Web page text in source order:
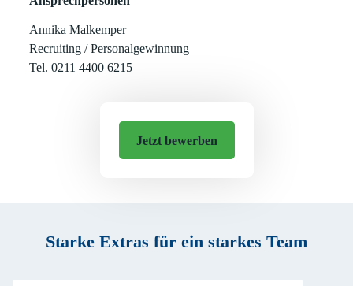
Annika Malkemper
Recruiting / Personalgewinnung
Tel. 0211 4400 6215
Jetzt bewerben
Starke Extras für ein starkes Team